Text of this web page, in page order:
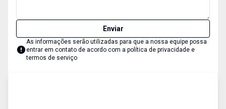
Enviar
As informações serão utilizadas para que a nossa equipe possa
entrar em contato de acordo com a política de privacidade e
termos de serviço